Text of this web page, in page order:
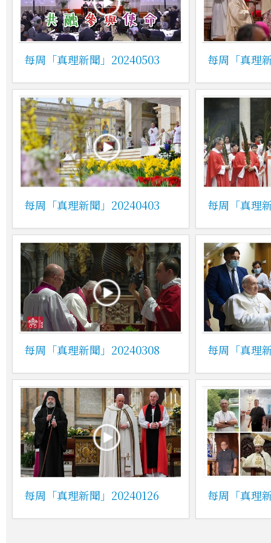
每周「真理新聞」20240503 每周「真理
每周「真理新聞」20240403 每周「真理
每周「真理新聞」20240308 每周「真理
每周「真理新聞」20240126 每周「真理